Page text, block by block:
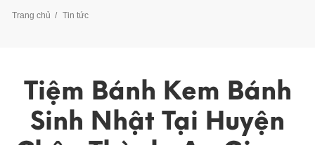
Trang chủ Tin tức
Tiệm Bánh Kem Bánh
Sinh Nhật Tại Huyện